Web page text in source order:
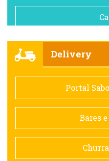
Comida
Delivery
Portal
Bares